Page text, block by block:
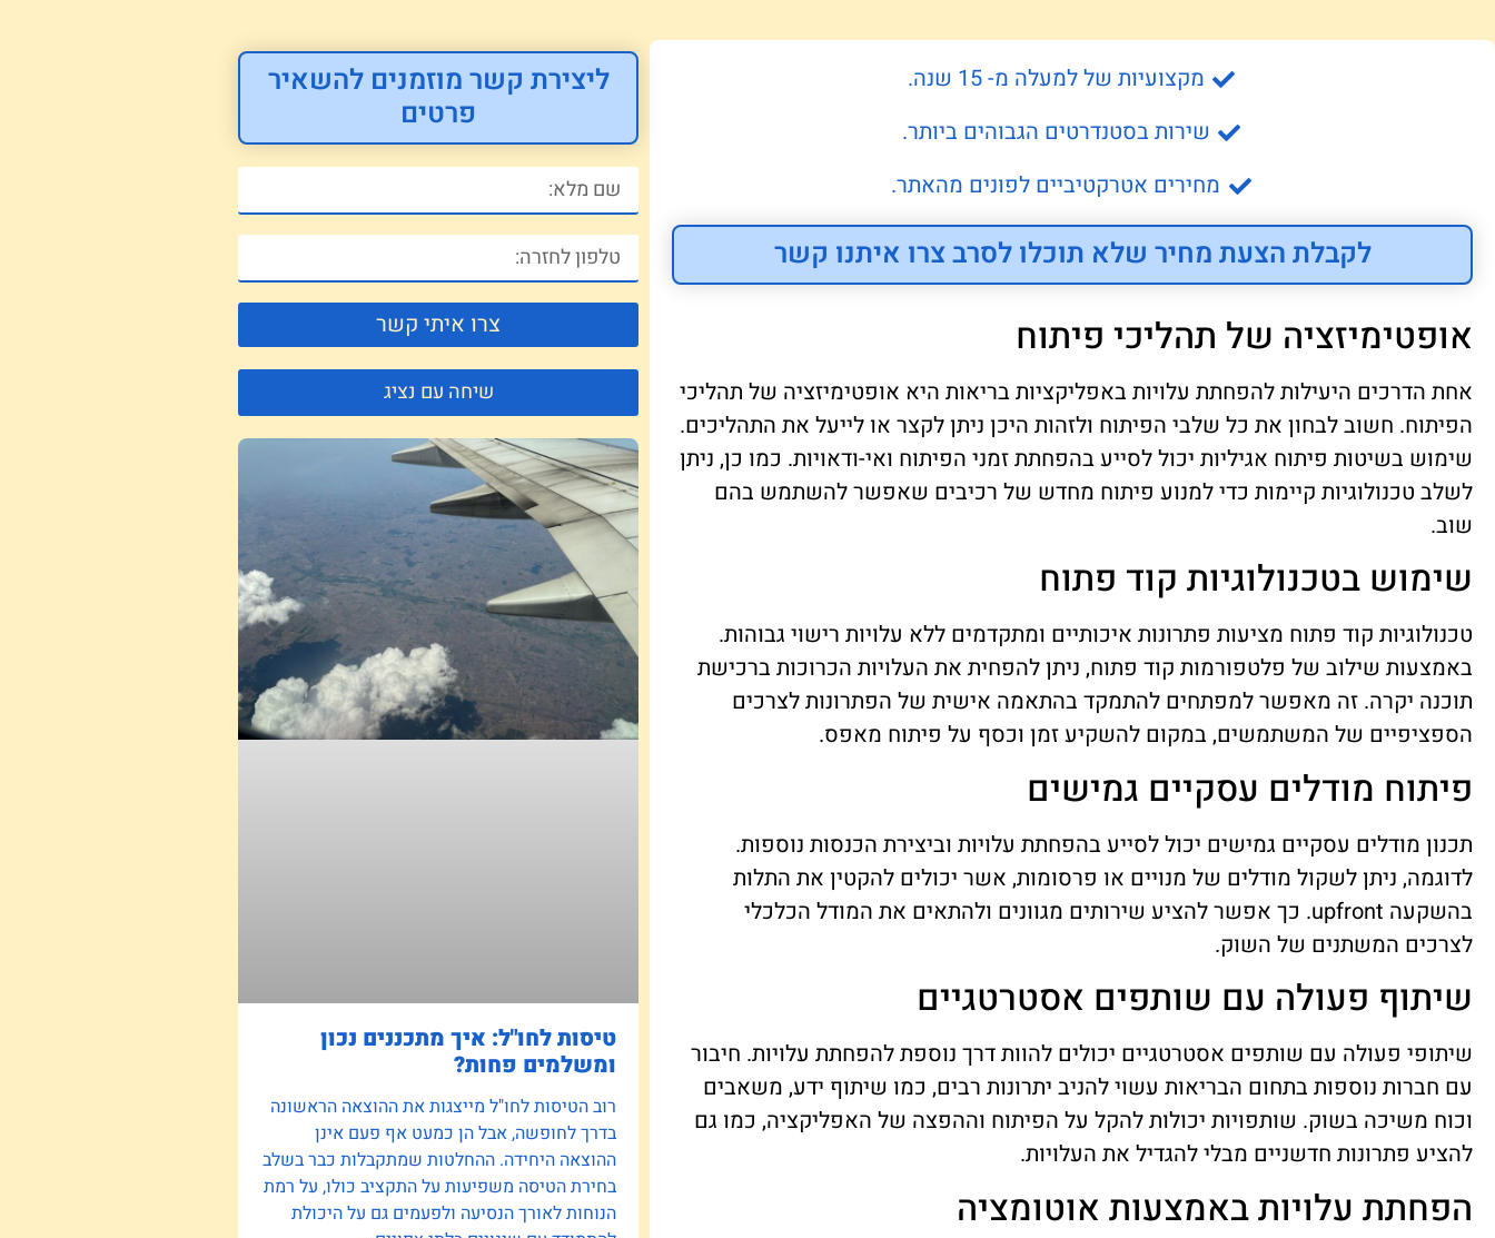
מקצועיות של למעלה מ- 15 שנה.
שירות בסטנדרטים הגבוהים ביותר.
מחירים אטרקטיביים לפונים מהאתר.
לקבלת הצעת מחיר שלא תוכלו לסרב צרו איתנו קשר
אופטימיזציה של תהליכי פיתוח
אחת הדרכים היעילות להפחתת עלויות באפליקציות בריאות היא אופטימיזציה של תהליכי
הפיתוח. חשוב לבחון את כל שלבי הפיתוח ולזהות היכן ניתן לקצר או לייעל את התהליכים.
שימוש בשיטות פיתוח אגיליות יכול לסייע בהפחתת זמני הפיתוח ואי-ודאויות. כמו כן, ניתן
לשלב טכנולוגיות קיימות כדי למנוע פיתוח מחדש של רכיבים שאפשר להשתמש בהם
שוב.
שימוש בטכנולוגיות קוד פתוח
טכנולוגיות קוד פתוח מציעות פתרונות איכותיים ומתקדמים ללא עלויות רישוי גבוהות.
באמצעות שילוב של פלטפורמות קוד פתוח, ניתן להפחית את העלויות הכרוכות ברכישת
תוכנה יקרה. זה מאפשר למפתחים להתמקד בהתאמה אישית של הפתרונות לצרכים
הספציפיים של המשתמשים, במקום להשקיע זמן וכסף על פיתוח מאפס.
פיתוח מודלים עסקיים גמישים
תכנון מודלים עסקיים גמישים יכול לסייע בהפחתת עלויות וביצירת הכנסות נוספות.
לדוגמה, ניתן לשקול מודלים של מנויים או פרסומות, אשר יכולים להקטין את התלות
בהשקעה upfront. כך אפשר להציע שירותים מגוונים ולהתאים את המודל הכלכלי
לצרכים המשתנים של השוק.
שיתוף פעולה עם שותפים אסטרטגיים
שיתופי פעולה עם שותפים אסטרטגיים יכולים להוות דרך נוספת להפחתת עלויות. חיבור
עם חברות נוספות בתחום הבריאות עשוי להניב יתרונות רבים, כמו שיתוף ידע, משאבים
וכוח משיכה בשוק. שותפויות יכולות להקל על הפיתוח וההפצה של האפליקציה, כמו גם
להציע פתרונות חדשניים מבלי להגדיל את העלויות.
הפחתת עלויות באמצעות אוטומציה
ליצירת קשר מוזמנים להשאיר
פרטים
צרו איתי קשר
שיחה עם נציג
טיסות לחו"ל: איך מתכננים נכון
ומשלמים פחות?
רוב הטיסות לחו"ל מייצגות את ההוצאה הראשונה
בדרך לחופשה, אבל הן כמעט אף פעם אינן
ההוצאה היחידה. ההחלטות שמתקבלות כבר בשלב
בחירת הטיסה משפיעות על התקציב כולו, על רמת
הנוחות לאורך הנסיעה ולפעמים גם על היכולת